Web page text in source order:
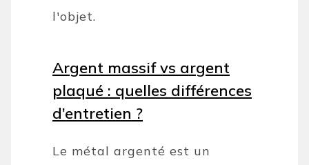
l'objet.
Argent massif vs argent
plaqué : quelles différences
d’entretien ?
Le métal argenté est un